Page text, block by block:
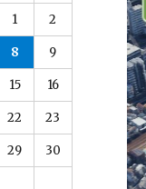
1 2
8 9
15 16
22 23
29 30